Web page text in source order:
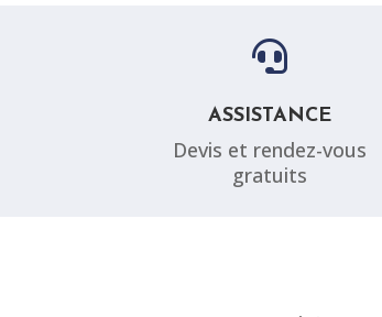

ASSISTANCE
Devis et rendez-vous
gratuits